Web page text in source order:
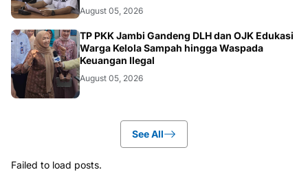
August 05, 2026
BERITA
TP PKK Jambi Gandeng DLH dan OJK Edukasi
Warga Kelola Sampah hingga Waspada
Keuangan Ilegal
August 05, 2026
See All
Failed to load posts.